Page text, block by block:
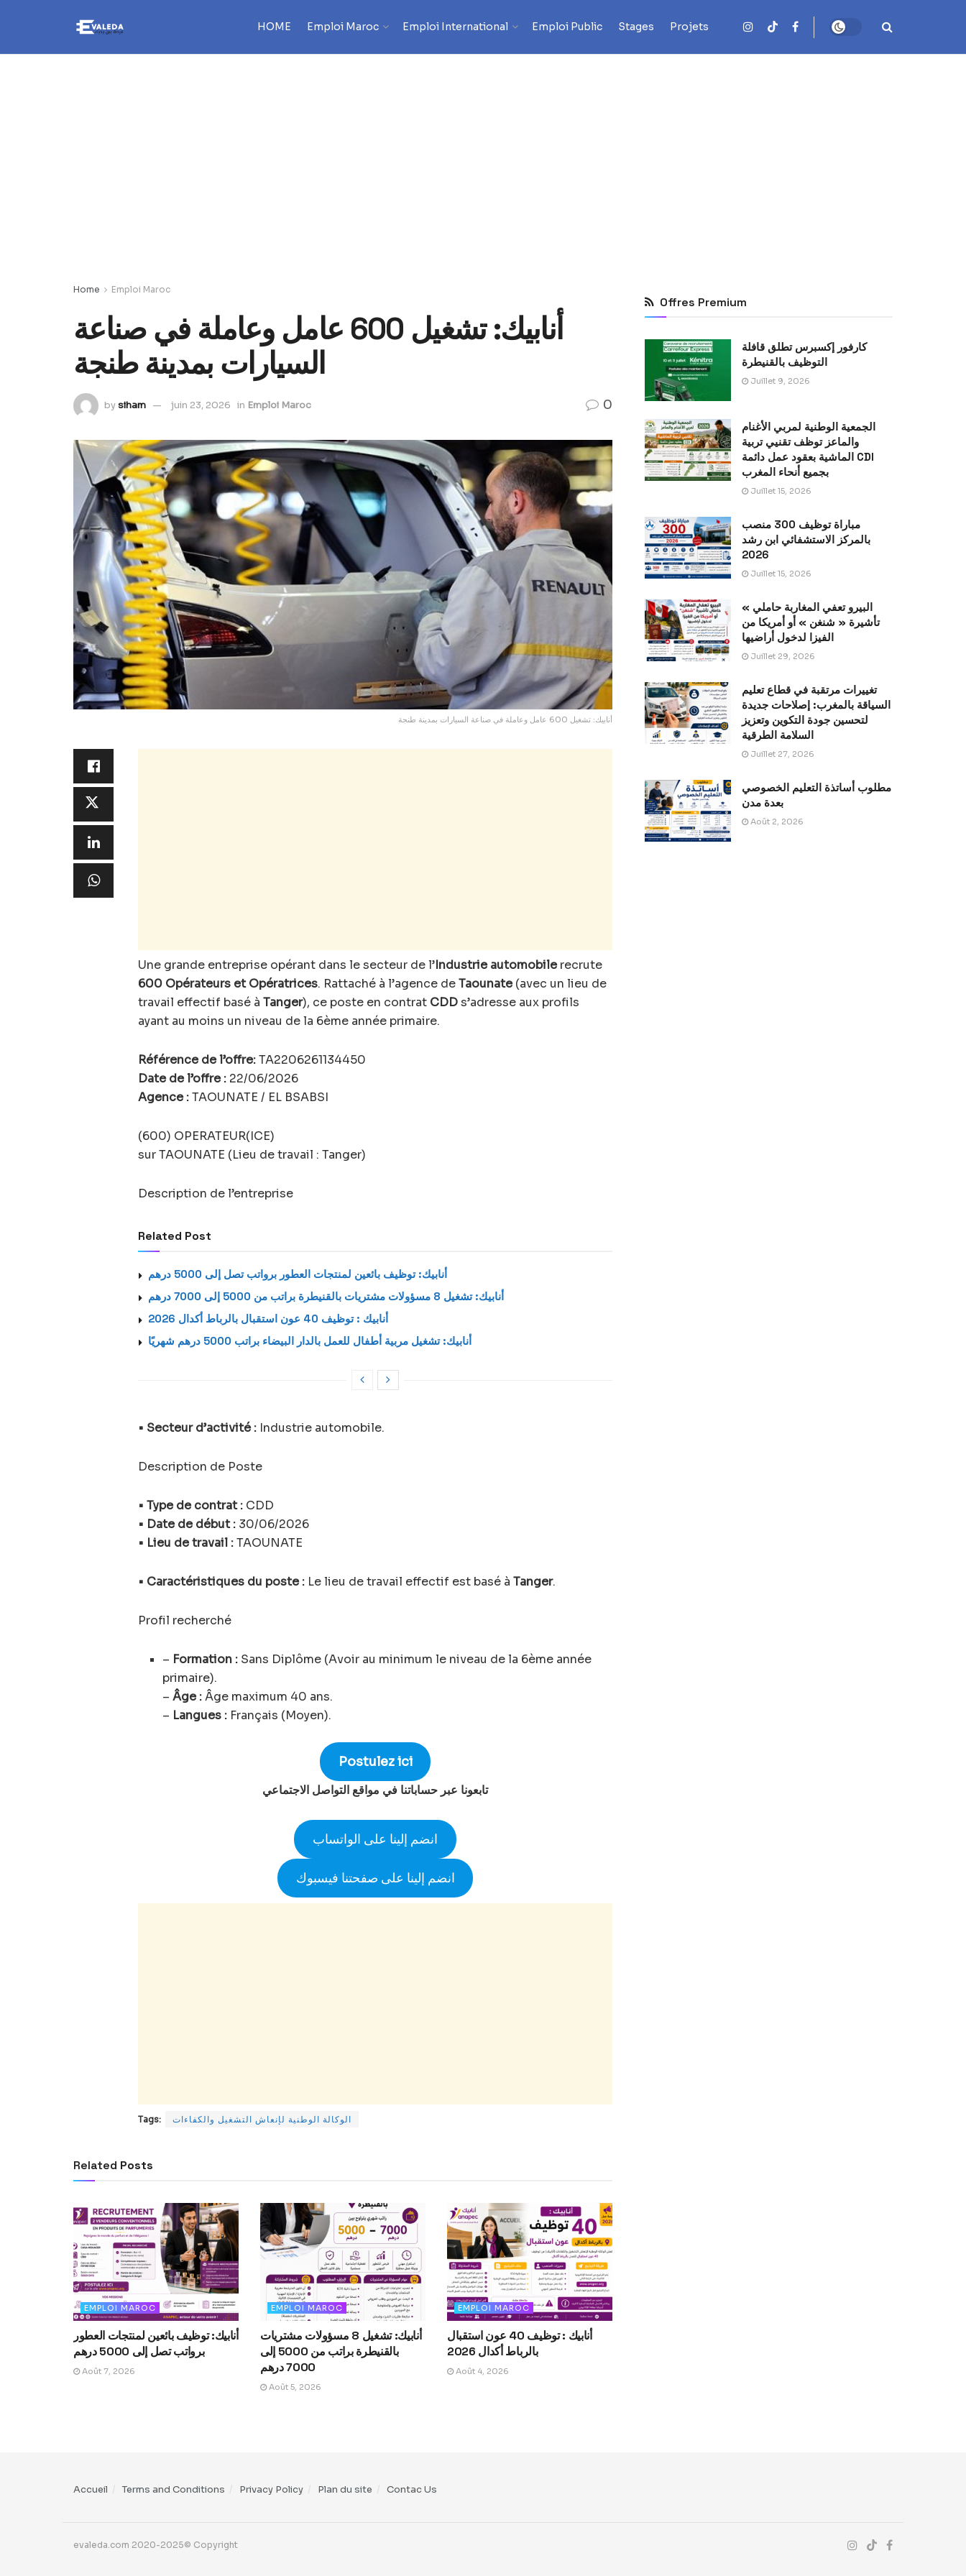
HOME Emploi Maroc Emploi International Emploi Public Stages Projets
Home Emploi Maroc
أنابيك: تشغيل 600 عامل وعاملة في صناعة
السيارات بمدينة طنجة
bysiham juin 23, 2026 in Emploi Maroc 0
أنابيك: تشغيل 600 عامل وعاملة في صناعة السيارات بمدينة طنجة
Une grande entreprise opérant dans le secteur de l’Industrie automobilerecrute
600 Opérateurs et Opératrices. Rattaché à l’agence deTaounate(avec un lieu de
travail effectif basé à Tanger), ce poste en contrat CDDs’adresse aux profils
ayant au moins un niveau de la 6ème année primaire.
Référence de l’offre:TA2206261134450
Date de l’offre : 22/06/2026
Agence :TAOUNATE / EL BSABSI
(600) OPERATEUR(ICE)
sur TAOUNATE (Lieu de travail : Tanger)
Description de l’entreprise
Related Post
أنابيك: توظيف بائعين لمنتجات العطور برواتب تصل إلى 5000 درهم
أنابيك: تشغيل 8 مسؤولات مشتريات بالقنيطرة براتب من 5000 إلى 7000 درهم
أنابيك : توظيف 40 عون استقبال بالرباط أكدال 2026
أنابيك: تشغيل مربية أطفال للعمل بالدار البيضاء براتب 5000 درهم شهريًا
• Secteur d’activité : Industrie automobile.
Description de Poste
• Type de contrat : CDD
• Date de début : 30/06/2026
• Lieu de travail :TAOUNATE
• Caractéristiques du poste : Le lieu de travail effectif est basé à Tanger.
Profil recherché
– Formation : Sans Diplôme (Avoir au minimum le niveau de la 6ème année
primaire).
–Âge :Âge maximum 40 ans.
– Langues : Français (Moyen).
Postulez ici
تابعونا عبر حساباتنا في مواقع التواصل الاجتماعي
انضم إلينا على الواتساب
انضم إلينا على صفحتنا فيسبوك
Tags: الوكالة الوطنية لإنعاش التشغيل والكفاءات
Related Posts
EMPLOI MAROC
أنابيك: توظيف بائعين لمنتجات العطور
برواتب تصل إلى 5000 درهم
Août 7, 2026
EMPLOI MAROC
أنابيك: تشغيل 8 مسؤولات مشتريات
بالقنيطرة براتب من 5000 إلى
7000 درهم
Août 5, 2026
EMPLOI MAROC
أنابيك : توظيف 40 عون استقبال
بالرباط أكدال 2026
Août 4, 2026
Offres Premium
كارفور إكسبرس تطلق قافلة
التوظيف بالقنيطرة
Juillet 9, 2026
الجمعية الوطنية لمربي الأغنام
والماعز توظف تقنيي تربية
الماشية بعقود عمل دائمة CDI
بجميع أنحاء المغرب
Juillet 15, 2026
مباراة توظيف 300 منصب
بالمركز الاستشفائي ابن رشد
2026
Juillet 15, 2026
« البيرو تعفي المغاربة حاملي
تأشيرة « شنغن » أو أمريكا من
الفيزا لدخول أراضيها
Juillet 29, 2026
تغييرات مرتقبة في قطاع تعليم
السياقة بالمغرب: إصلاحات جديدة
لتحسين جودة التكوين وتعزيز
السلامة الطرقية
Juillet 27, 2026
مطلوب أساتذة التعليم الخصوصي
بعدة مدن
Août 2, 2026
Accueil Terms and Conditions Privacy Policy Plan du site Contac Us
evaleda.com 2020-2025© Copyright